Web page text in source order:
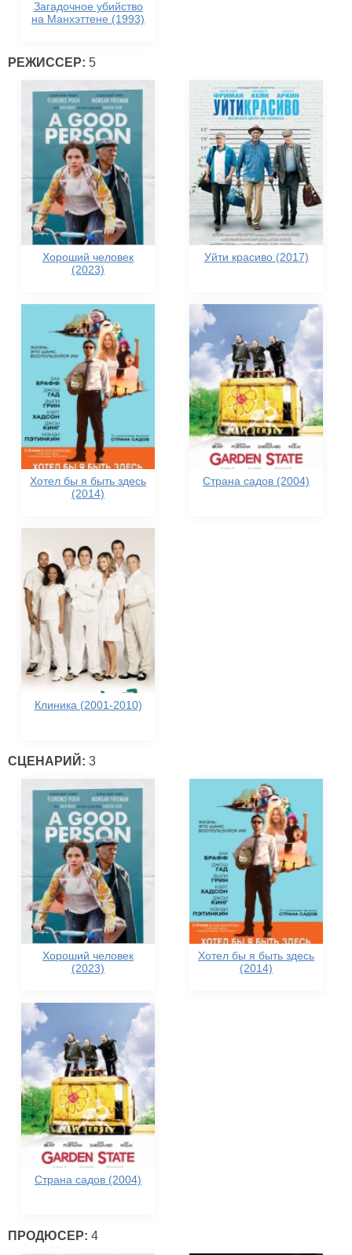
Загадочное убийство
на Манхэттене (1993)
РЕЖИССЕР: 5
Хороший человек
(2023)
Уйти красиво (2017)
Хотел бы я быть здесь
(2014)
Страна садов (2004)
Клиника (2001-2010)
СЦЕНАРИЙ: 3
Хороший человек
(2023)
Хотел бы я быть здесь
(2014)
Страна садов (2004)
ПРОДЮСЕР: 4